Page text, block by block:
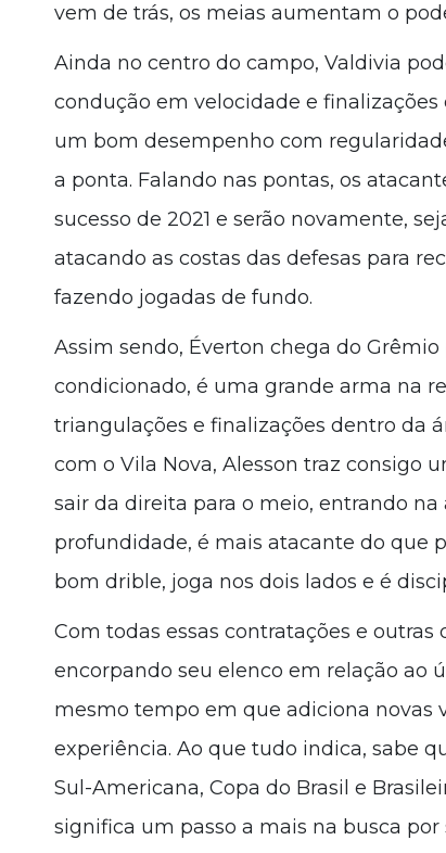
vem de trás, os meias aumentam o
Ainda no centro do campo, Valdivia
condução em velocidade e
um bom desempenho com
a ponta. Falando nas pontas, os
sucesso de 2021 e serão novamente,
atacando as costas das defesas para
fazendo jogadas de fundo.
Assim sendo, Éverton chega do
condicionado, é uma grande arma na
triangulações e finalizações dentro da
com o Vila Nova, Alesson traz consigo
sair da direita para o meio, entrando
profundidade, é mais atacante do que
bom drible, joga nos dois lados e é
Com todas essas contratações e
encorpando seu elenco em relação ao
mesmo tempo em que adiciona novas
experiência. Ao que tudo indica, sabe
Sul-Americana, Copa do Brasil e
significa um passo a mais na busca